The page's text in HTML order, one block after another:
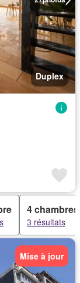
Duplex
4 chambres
3 résultats
Mise à jour